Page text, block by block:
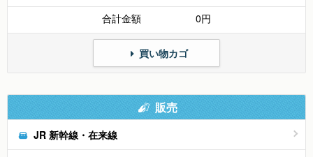
合計金額
0円
買い物カゴ
販売
JR 新幹線・在来線